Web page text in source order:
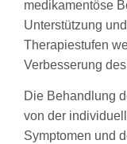
Die Behandlung
von der
Symptomen und